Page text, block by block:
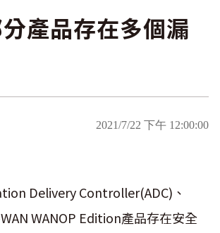
產品存在多個漏
2021/7/22 下午 12:00:00
Delivery Controller(ADC)、
WANOP Edition產品存在安全